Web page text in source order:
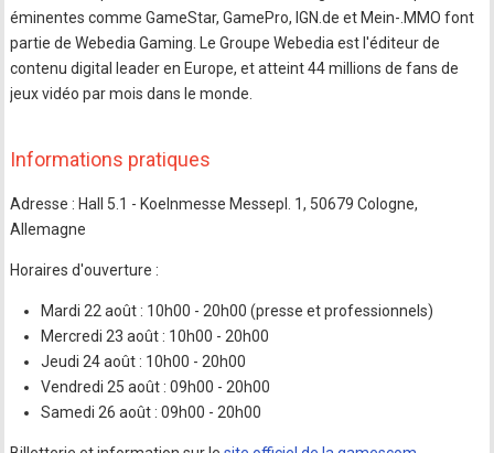
éminentes comme GameStar, GamePro, IGN.de et Mein-.MMO font
partie de Webedia Gaming. Le Groupe Webedia est l'éditeur de
contenu digital leader en Europe, et atteint 44 millions de fans de
jeux vidéo par mois dans le monde.
Informations pratiques
Adresse : Hall 5.1 - Koelnmesse Messepl. 1, 50679 Cologne,
Allemagne
Horaires d'ouverture :
Mardi 22 août : 10h00 - 20h00 (presse et professionnels)
Mercredi 23 août : 10h00 - 20h00
Jeudi 24 août : 10h00 - 20h00
Vendredi 25 août : 09h00 - 20h00
Samedi 26 août : 09h00 - 20h00